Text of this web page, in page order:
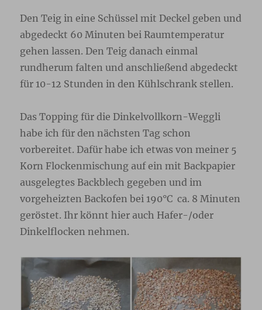
Den Teig in eine Schüssel mit Deckel geben und
abgedeckt 60 Minuten bei Raumtemperatur
gehen lassen. Den Teig danach einmal
rundherum falten und anschließend abgedeckt
für 10-12 Stunden in den Kühlschrank stellen.
Das Topping für die Dinkelvollkorn-Weggli
habe ich für den nächsten Tag schon
vorbereitet. Dafür habe ich etwas von meiner 5
Korn Flockenmischung auf ein mit Backpapier
ausgelegtes Backblech gegeben und im
vorgeheizten Backofen bei 190°C ca. 8 Minuten
geröstet. Ihr könnt hier auch Hafer-/oder
Dinkelflocken nehmen.